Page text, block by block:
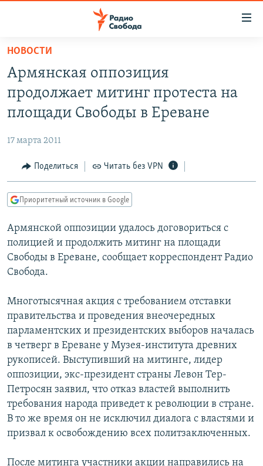
упрощенного
доступа
основному
Вернутся
Вернутся
поиску
ПОДКАСТЫ
АВТОРСКИЕ ПРОЕКТЫ
МНЕНИЯ
КУЛЬТУРА
КАВКАЗ.РЕАЛИИ
СЕВЕР.РЕАЛИИ
СИБИРЬ.РЕАЛИИ
РАСПИСАНИЕ ВЕЩАНИЯ
ПОДПИШИТЕСЬ НА РАССЫЛКУ
Все сайты РСЕ/РС
НОВОСТИ
Армянская оппозиция
продолжает митинг протеста на
площади Свободы в Ереване
17 марта 2011
Поделиться Читать без VPN
Приоритетный источник в Google
Армянской оппозиции удалось договориться с
полицией и продолжить митинг на площади
Свободы в Ереване, сообщает корреспондент Радио
Свобода.
Многотысячная акция с требованием отставки
правительства и проведения внеочередных
парламентских и президентских выборов началась
в четверг в Ереване у Музея-института древних
рукописей. Выступивший на митинге, лидер
оппозиции, экс-президент страны Левон Тер-
Петросян заявил, что отказ властей выполнить
требования народа приведет к революции в стране.
В то же время он не исключил диалога с властями и
призвал к освобождению всех политзаключенных.
После митинга участники акции направились на